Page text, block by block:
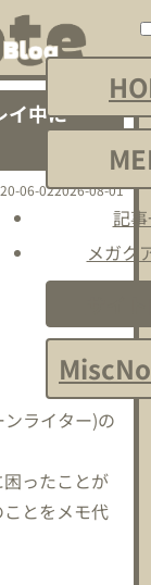
記
メガク
イ中に
06-022026-08-01
ライター)の
ったことが
とをメモ代